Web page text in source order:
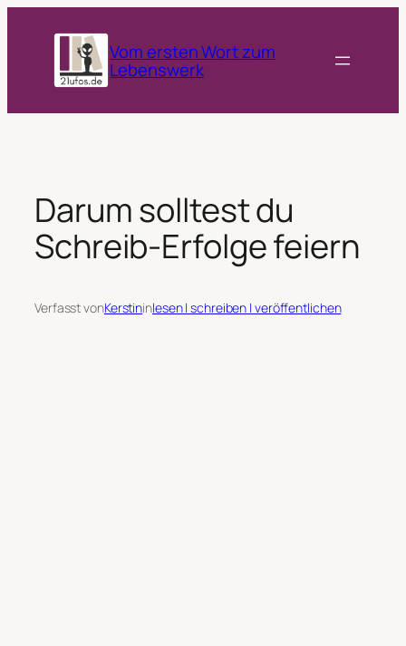
Vom ersten Wort zum
Lebenswerk
Darum solltest du
Schreib-Erfolge feiern
Verfasst vonKerstininlesen | schreiben | veröffentlichen